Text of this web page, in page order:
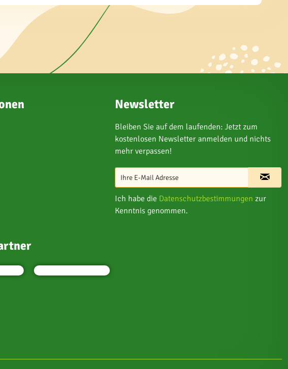
Newsletter
Bleiben Sie auf dem laufenden: Jetzt zum
kostenlosen Newsletter anmelden und nichts
mehr verpassen!
Ich habe die Datenschutzbestimmungen zur
Kenntnis genommen.